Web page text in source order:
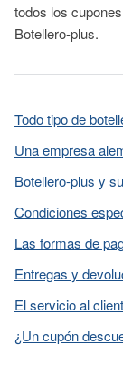
todos los
Botellero-plus.
Todo tipo de
Una empresa
Botellero-plus y
Condiciones
Las formas de
Entregas y
El servicio al
¿Un cupón